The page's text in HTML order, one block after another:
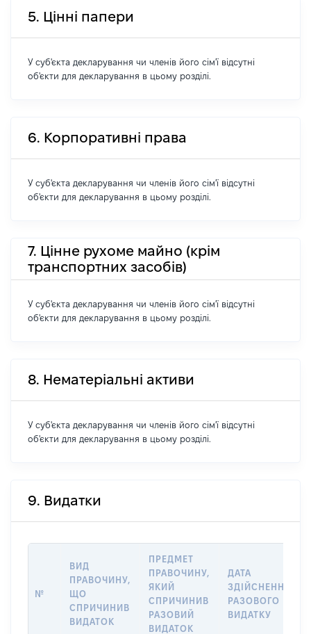
5. Цінні папери
У суб'єкта декларування чи членів його сім'ї відсутні
об'єкти для декларування в цьому розділі.
6. Корпоративні права
У суб'єкта декларування чи членів його сім'ї відсутні
об'єкти для декларування в цьому розділі.
7. Цінне рухоме майно (крім
транспортних засобів)
У суб'єкта декларування чи членів його сім'ї відсутні
об'єкти для декларування в цьому розділі.
8. Нематеріальні активи
У суб'єкта декларування чи членів його сім'ї відсутні
об'єкти для декларування в цьому розділі.
9. Видатки
№
ВИД
ПРАВОЧИНУ,
ЩО
СПРИЧИНИВ
ВИДАТОК
ПРЕДМЕТ
ПРАВОЧИНУ,
ЯКИЙ
СПРИЧИНИВ
РАЗОВИЙ
ВИДАТОК
ДАТА
ЗДІЙСНЕННЯ
РАЗОВОГО
ВИДАТКУ